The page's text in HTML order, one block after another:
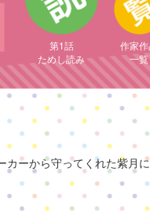
第1話
ためし読み
作家作
一覧
ーから守ってくれた紫月